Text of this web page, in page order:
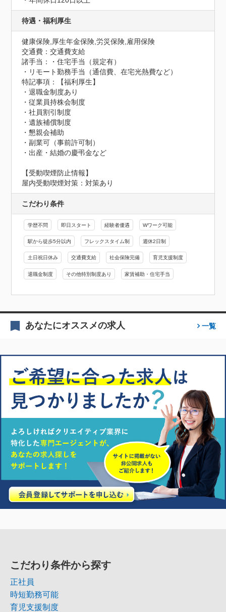
待遇・福利厚生
健康保険,厚生年金保険,労災保険,雇用保険
交通費：交通費支給
諸手当：・住宅手当（規定有）
・リモート勤務手当（通信費、在宅光熱費など）
特記事項：【福利厚生】
・退職金制度あり
・従業員持株会制度
・社員割引制度
・遺族補償制度
・懇親会補助
・副業可（事前許可制）
・出産・結婚の慶弔金など
【受動喫煙防止情報】
屋内受動喫煙対策：対策あり
こだわり条件
学歴不問 即日スタート 経験者優遇 Wワーク可能
駅から徒歩5分以内 フレックスタイム制 週休2日制
土日祝日休み 交通費支給 社会保険完備 育児支援制度
退職金制度 その他特別制度あり 家賃補助・住宅手当
あなたにオススメの求人 一覧
こだわり条件から探す
正社員
時短勤務可能
育児支援制度